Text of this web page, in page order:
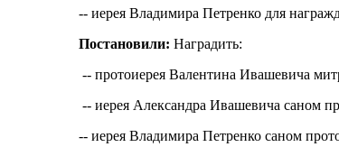
-- иерея Владимира Петренко для
Постановили: Наградить:
-- протоиерея Валентина Ивашевича
-- иерея Александра Ивашевича саном
-- иерея Владимира Петренко саном